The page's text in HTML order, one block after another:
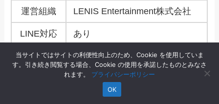
運営組織 LENIS Entertainment株式会社
LINE対応 あり
返金保証 あり
–
当サイトではサイトの利便性向上のため、Cookie を使用していま
す。引き続き閲覧する場合、Cookie の使用を承諾したものとみなさ
れます。 プライバシーポリシー
OK